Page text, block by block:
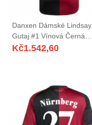
Danxen Dámské Lindsay
Gutaj #1 Vínová Černá
Domů Hráčské Dresy
Kč1.542,60